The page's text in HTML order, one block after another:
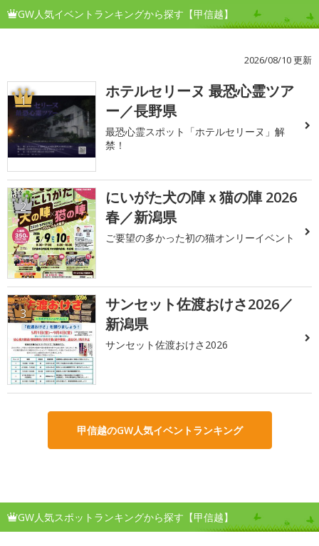
GW人気イベントランキングから探す【甲信越】
2026/08/10 更新
1
ホテルセリーヌ 最恐心霊ツア
ー／長野県
最恐心霊スポット「ホテルセリーヌ」解
禁！
2
にいがた犬の陣ｘ猫の陣 2026
春／新潟県
ご要望の多かった初の猫オンリーイベント
3
サンセット佐渡おけさ2026／
新潟県
サンセット佐渡おけさ2026
甲信越のGW人気イベントランキング
GW人気スポットランキングから探す【甲信越】